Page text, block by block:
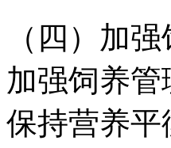
（四）加
加强饲养
保持营养